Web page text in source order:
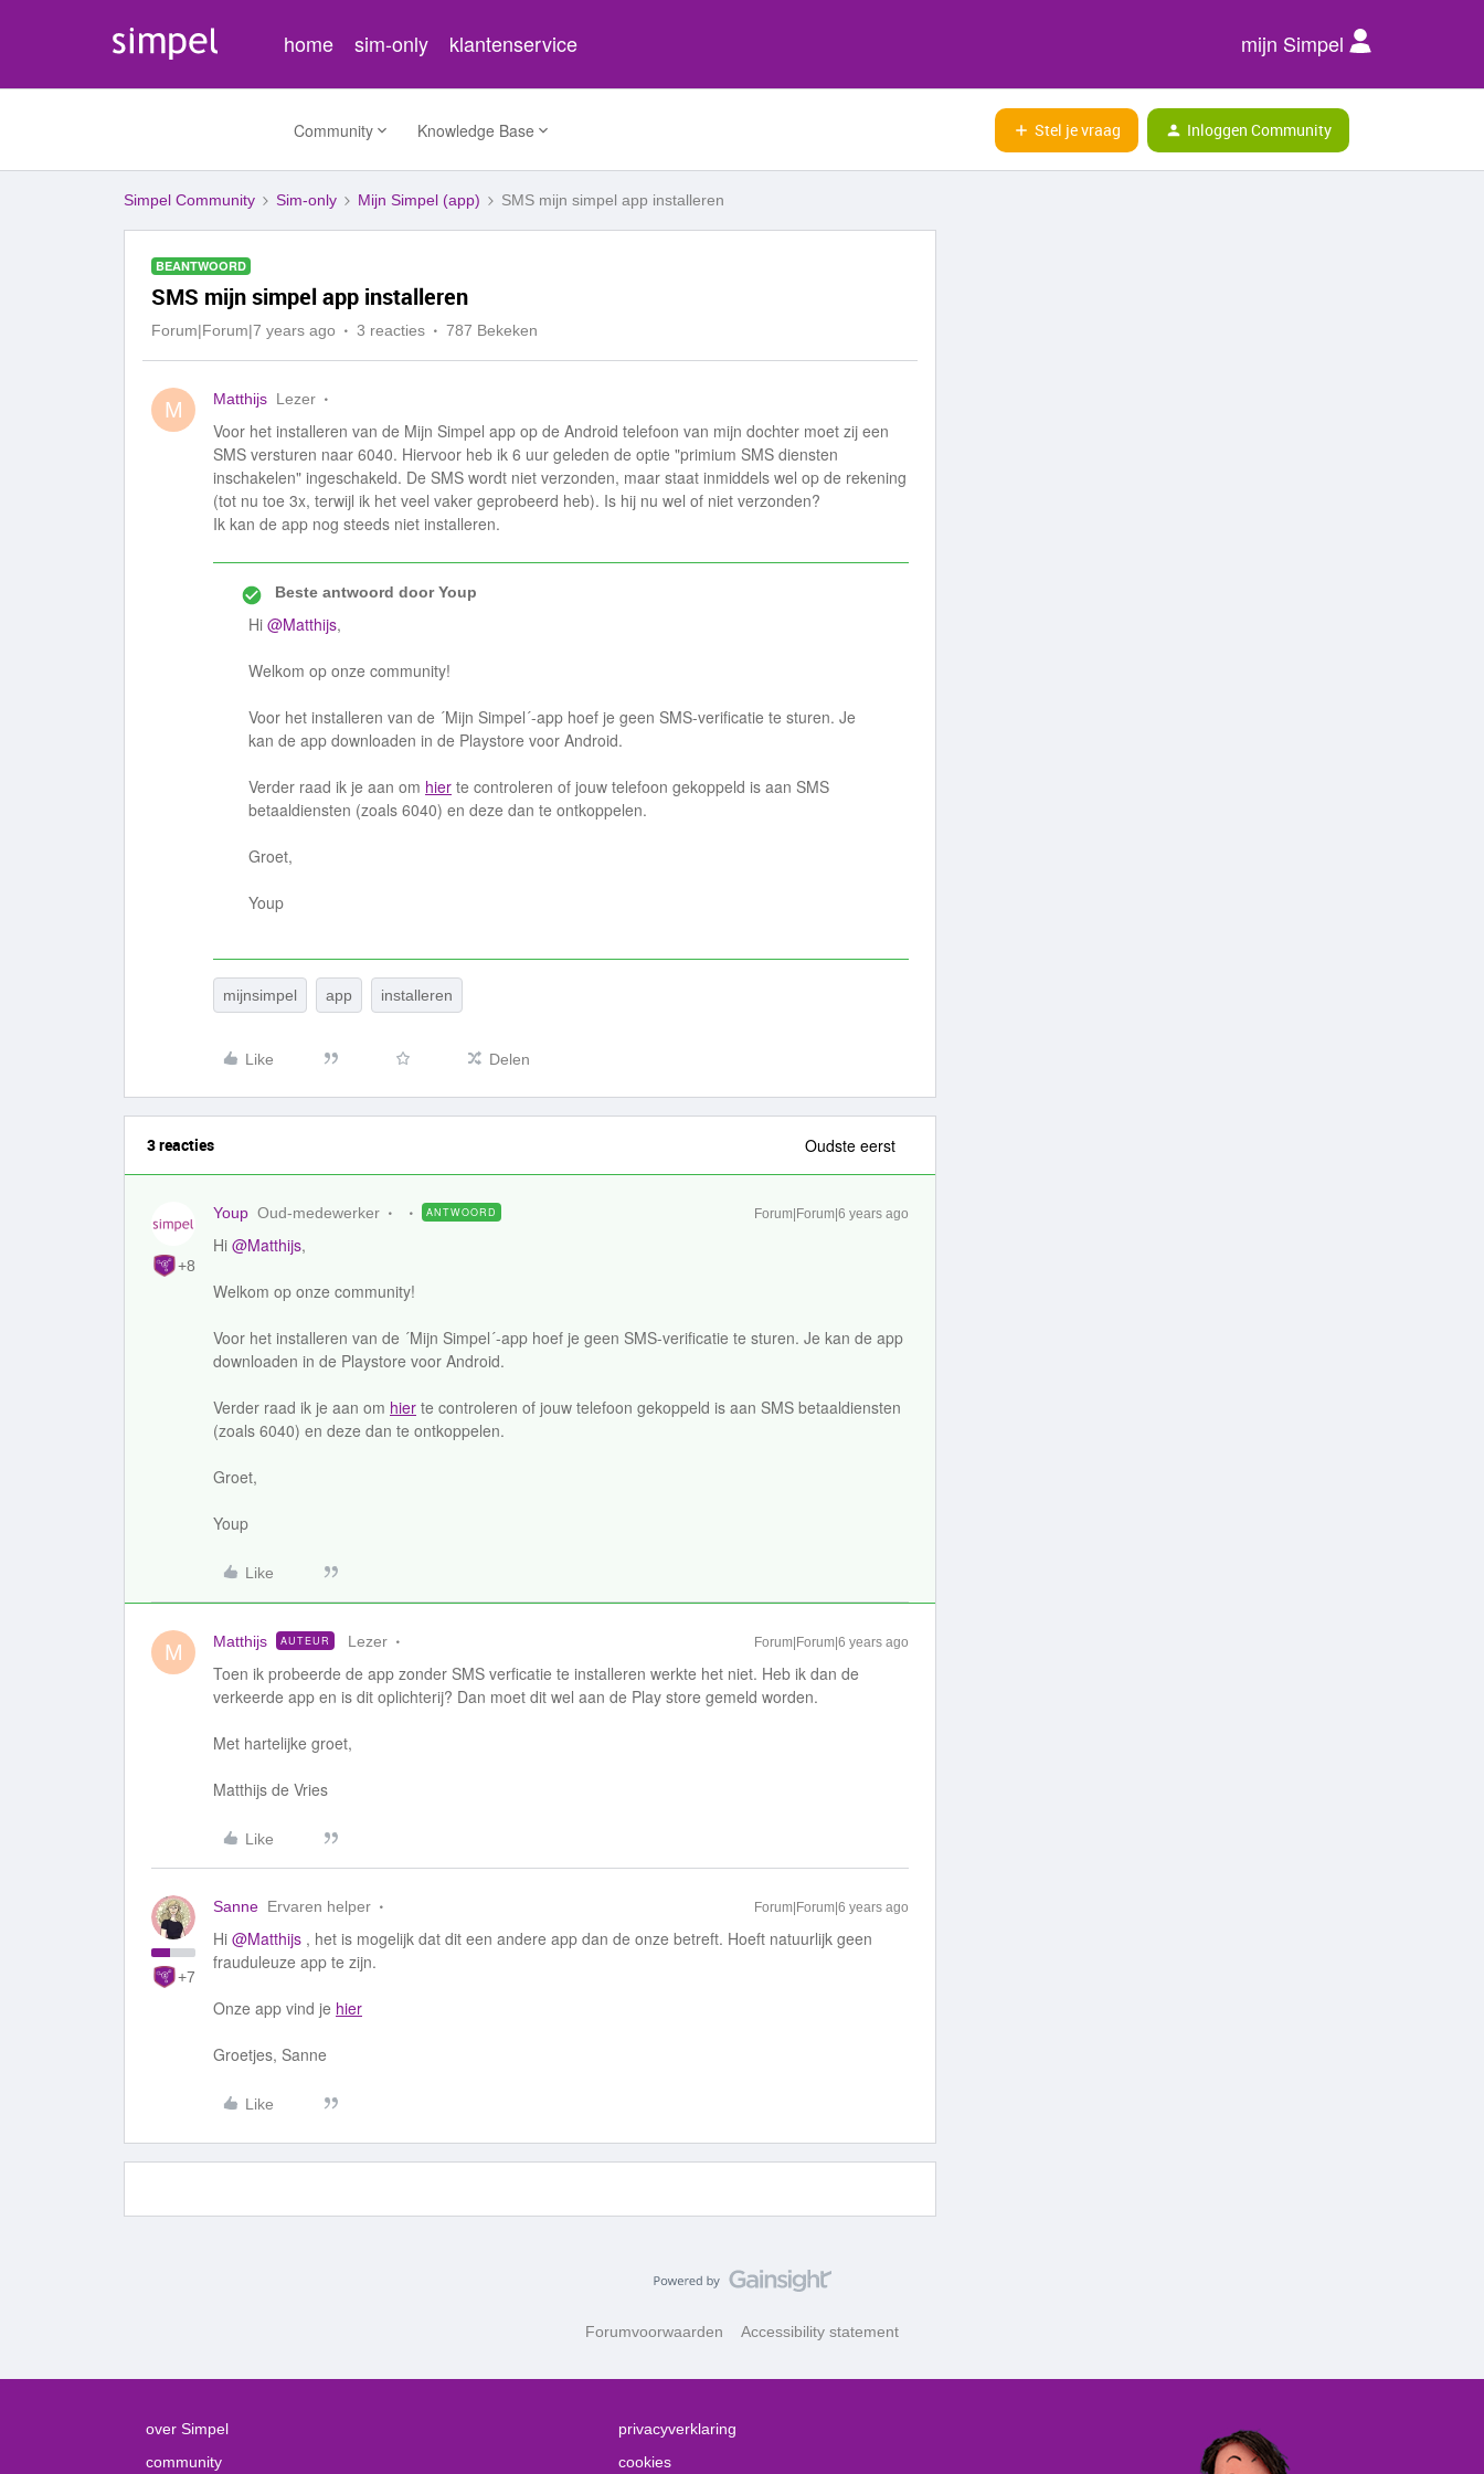
home sim-only klantenservice mijn Simpel
Community Knowledge Base Stel je vraag Inloggen Community
Simpel Community Sim-only Mijn Simpel (app) SMS mijn simpel app installeren
BEANTWOORD
SMS mijn simpel app installeren
Forum|Forum|7 years ago 3 reacties 787 Bekeken
M Matthijs Lezer
Voor het installeren van de Mijn Simpel app op de Android telefoon van mijn dochter moet zij een
SMS versturen naar 6040. Hiervoor heb ik 6 uur geleden de optie "primium SMS diensten
inschakelen" ingeschakeld. De SMS wordt niet verzonden, maar staat inmiddels wel op de rekening
(tot nu toe 3x, terwijl ik het veel vaker geprobeerd heb). Is hij nu wel of niet verzonden?
Ik kan de app nog steeds niet installeren.
Beste antwoord doorYoup
Hi @Matthijs,
Welkom op onze community!
Voor het installeren van de ´Mijn Simpel´-app hoef je geen SMS-verificatie te sturen. Je
kan de app downloaden in de Playstore voor Android.
Verder raad ik je aan om hier te controleren of jouw telefoon gekoppeld is aan SMS
betaaldiensten (zoals 6040) en deze dan te ontkoppelen.
Groet,
Youp
mijnsimpel app installeren
Like Delen
3 reacties Oudste eerst
+8
Youp Oud-medewerker ANTWOORD Forum|Forum|6 years ago
Hi @Matthijs,
Welkom op onze community!
Voor het installeren van de ´Mijn Simpel´-app hoef je geen SMS-verificatie te sturen. Je kan de app
downloaden in de Playstore voor Android.
Verder raad ik je aan om hier te controleren of jouw telefoon gekoppeld is aan SMS betaaldiensten
(zoals 6040) en deze dan te ontkoppelen.
Groet,
Youp
Like
M Matthijs AUTEUR Lezer Forum|Forum|6 years ago
Toen ik probeerde de app zonder SMS verficatie te installeren werkte het niet. Heb ik dan de
verkeerde app en is dit oplichterij? Dan moet dit wel aan de Play store gemeld worden.
Met hartelijke groet,
Matthijs de Vries
Like
+7
Sanne Ervaren helper Forum|Forum|6 years ago
Hi @Matthijs , het is mogelijk dat dit een andere app dan de onze betreft. Hoeft natuurlijk geen
frauduleuze app te zijn.
Onze app vind je hier
Groetjes, Sanne
Like
Forumvoorwaarden Accessibility statement
over Simpel
community
privacyverklaring
cookies